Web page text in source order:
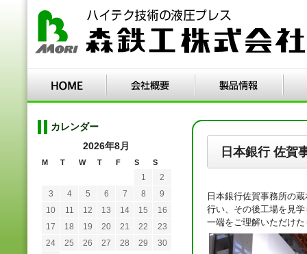
日本銀行 佐賀
日本銀行佐賀事務所の
行い、その後工場を見
一端をご理解いただけ
カレンダー
2026年8月
M T W T F S S
1
2
3
4 5 6 7 8
9
10
11 12 13 14 15
16
17
18 19 20 21 22
23
24
25 26 27 28 29
30